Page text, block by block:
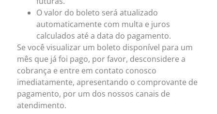
O valor do boleto será atualizado
automaticamente com multa e juros
calculados até a data do pagamento.
Se você visualizar um boleto disponível para um
mês que já foi pago, por favor, desconsidere a
cobrança e entre em contato conosco
imediatamente, apresentando o comprovante de
pagamento, por um dos nossos canais de
atendimento.